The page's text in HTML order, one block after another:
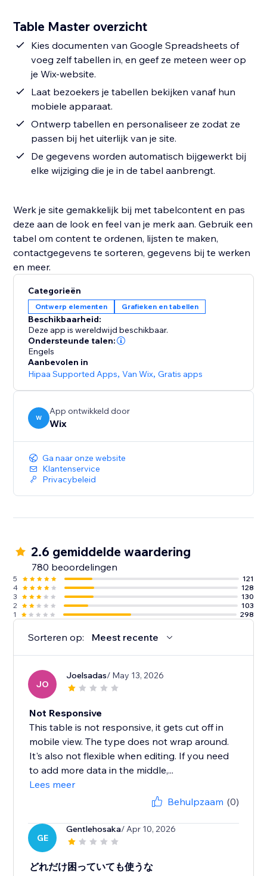
Table Master overzicht
Kies documenten van Google Spreadsheets of
voeg zelf tabellen in, en geef ze meteen weer op
je Wix-website.
Laat bezoekers je tabellen bekijken vanaf hun
mobiele apparaat.
Ontwerp tabellen en personaliseer ze zodat ze
passen bij het uiterlijk van je site.
De gegevens worden automatisch bijgewerkt bij
elke wijziging die je in de tabel aanbrengt.
Werk je site gemakkelijk bij met tabelcontent en pas
deze aan de look en feel van je merk aan. Gebruik een
tabel om content te ordenen, lijsten te maken,
contactgegevens te sorteren, gegevens bij te werken
en meer.
Categorieën
Ontwerp elementen Grafieken en tabellen
Beschikbaarheid:
Deze app is wereldwijd beschikbaar.
Ondersteunde talen:
Engels
Aanbevolen in
Hipaa Supported Apps,Van Wix,Gratis apps
W
App ontwikkeld door
Wix
Ga naar onze website
Klantenservice
Privacybeleid
2.6 gemiddelde waardering
780 beoordelingen
5
121
4
128
3
130
2
103
1
298
Sorteren op: Meest recente
JO
Joelsadas/ May 13, 2026
Not Responsive
This table is not responsive, it gets cut off in
mobile view. The type does not wrap around.
It's also not flexible when editing. If you need
to add more data in the middle,...
Lees meer
Behulpzaam (0)
GE
Gentlehosaka/ Apr 10, 2026
どれだけ困っていても使うな